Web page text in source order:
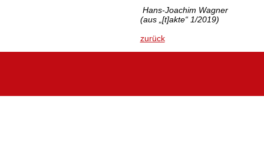
Hans-Joachim Wagner
(aus „[t]akte“ 1/2019)
zurück